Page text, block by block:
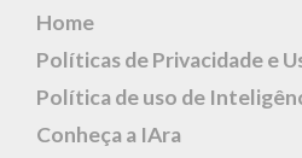
Home
Políticas de Privacidade e
Política de uso de
Conheça a IAra